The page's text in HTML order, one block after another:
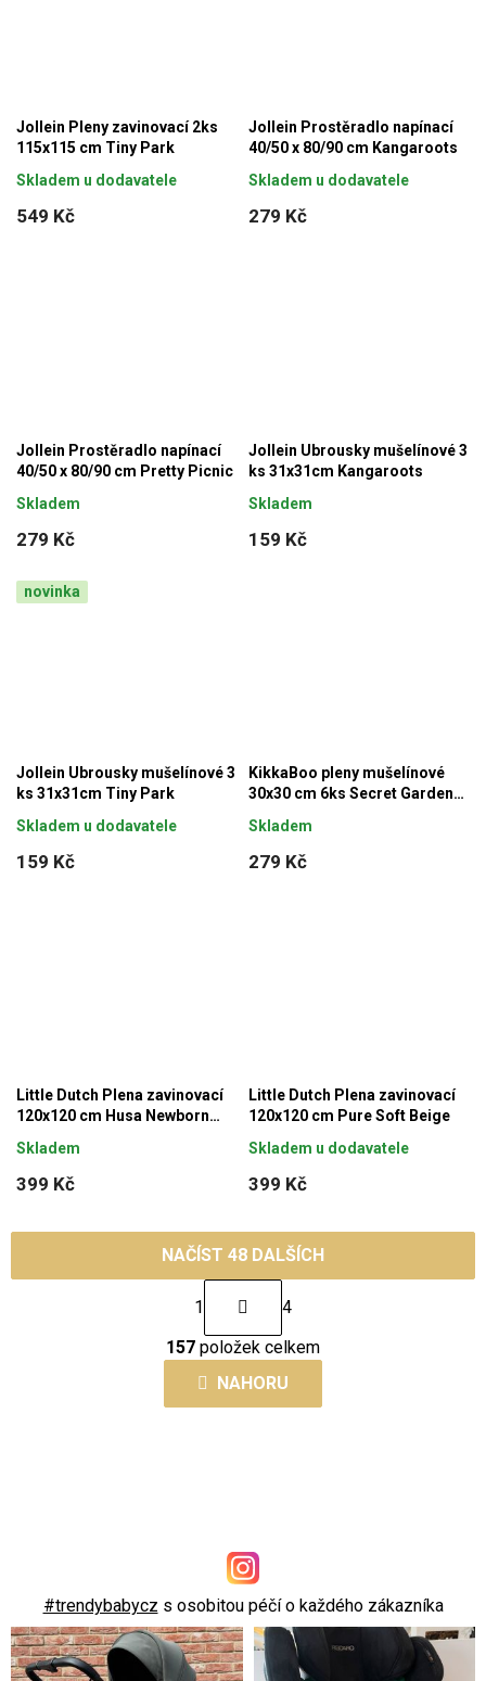
Jollein Pleny zavinovací 2ks
115x115 cm Tiny Park
549 Kč
Skladem u dodavatele
Jollein Prostěradlo napínací
40/50 x 80/90 cm Kangaroots
279 Kč
Skladem u dodavatele
Jollein Prostěradlo napínací
40/50 x 80/90 cm Pretty Picnic
279 Kč
Skladem
Jollein Ubrousky mušelínové 3
ks 31x31cm Kangaroots
159 Kč
Skladem
novinka
Jollein Ubrousky mušelínové 3
ks 31x31cm Tiny Park
159 Kč
Skladem u dodavatele
KikkaBoo pleny mušelínové
30x30 cm 6ks Secret Garden
279 Kč
Skladem
Little Dutch Plena zavinovací
120x120 cm Husa Newborn
399 Kč
Skladem
Little Dutch Plena zavinovací
120x120 cm Pure Soft Beige
399 Kč
Skladem u dodavatele
O
v
l
á
r
v
k
y
v
NAČÍST 48 DALŠÍCH
t
r
á
n
í
1
4
157 položek celkem
NAHORU
#trendybabycz s osobitou péčí o každého zákazníka